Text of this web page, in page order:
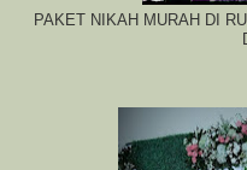
PAKET NIKAH MURAH DI